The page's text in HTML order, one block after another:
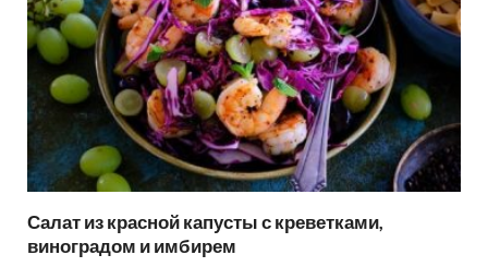
Салат из красной капусты с креветками,
виноградом и имбирем